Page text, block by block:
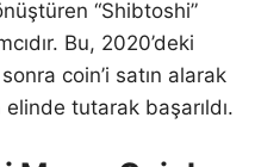
“Shibtoshi”
Bu, 2020’deki
coin’i satın alarak
tutarak başarıldı.